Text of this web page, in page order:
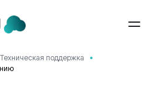
Техническая поддержка